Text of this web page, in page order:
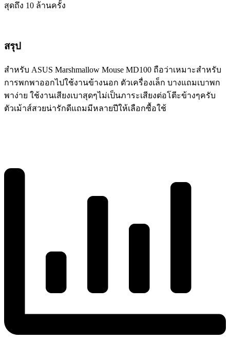
สุดถึง 10 ล้านครั้ง
สรุป
สำหรับ ASUS Marshmallow Mouse MD100 ถือว่าเหมาะสำหรับ
การพกพาออกไปใช้งานข้างนอก ตัวเครื่องเล็ก บางแถมเบาพก
พาง่าย ใช้งานเสียงเบาสุดๆไม่เป็นภาระเสียงต่อโตีะข้างๆครับ
ตัวเม้าส์สวยน่ารักดีแถมมีหลายปีให้เลือกซื้อใช้